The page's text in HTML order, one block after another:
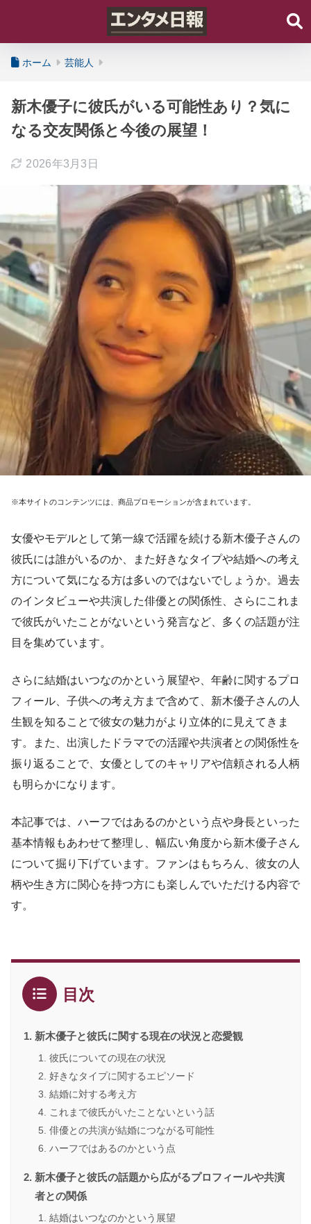
ホーム 芸能人
新木優子に彼氏がいる可能性あり？気に
なる交友関係と今後の展望！
2026年3月3日
※本サイトのコンテンツには、商品プロモーションが含まれています。
女優やモデルとして第一線で活躍を続ける新木優子さんの
彼氏には誰がいるのか、また好きなタイプや結婚への考え
方について気になる方は多いのではないでしょうか。過去
のインタビューや共演した俳優との関係性、さらにこれま
で彼氏がいたことがないという発言など、多くの話題が注
目を集めています。
さらに結婚はいつなのかという展望や、年齢に関するプロ
フィール、子供への考え方まで含めて、新木優子さんの人
生観を知ることで彼女の魅力がより立体的に見えてきま
す。また、出演したドラマでの活躍や共演者との関係性を
振り返ることで、女優としてのキャリアや信頼される人柄
も明らかになります。
本記事では、ハーフではあるのかという点や身長といった
基本情報もあわせて整理し、幅広い角度から新木優子さん
について掘り下げています。ファンはもちろん、彼女の人
柄や生き方に関心を持つ方にも楽しんでいただける内容で
す。
目次
新木優子と彼氏に関する現在の状況と恋愛観
彼氏についての現在の状況
好きなタイプに関するエピソード
結婚に対する考え方
これまで彼氏がいたことないという話
俳優との共演が結婚につながる可能性
ハーフではあるのかという点
新木優子と彼氏の話題から広がるプロフィールや共演
者との関係
結婚はいつなのかという展望